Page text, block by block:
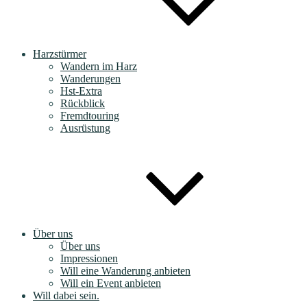
Harzstürmer
Wandern im Harz
Wanderungen
Hst-Extra
Rückblick
Fremdtouring
Ausrüstung
Über uns
Über uns
Impressionen
Will eine Wanderung anbieten
Will ein Event anbieten
Will dabei sein.